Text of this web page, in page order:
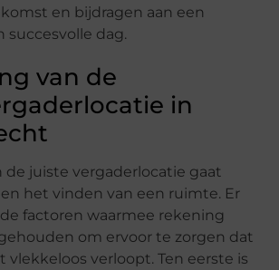
en bijdragen aan een
succesvolle dag.
van de
in
de juiste vergaderlocatie gaat
het vinden van een ruimte. Er
factoren waarmee rekening
om ervoor te zorgen dat
vlekkeloos verloopt. Ten eerste is